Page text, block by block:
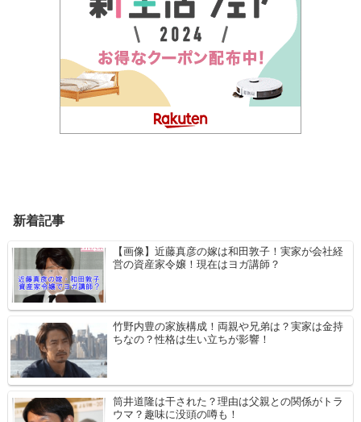
新着記事
【画像】近藤真彦の嫁は和田敦子！実家が会社経
営の資産家令嬢！現在はヨガ講師？
竹野内豊の家族構成！両親や兄弟は？実家は金持
ちなの？性格は生い立ちが影響！
筒井道隆は干された？理由は父親との関係がトラ
ウマ？趣味に没頭の噂も！